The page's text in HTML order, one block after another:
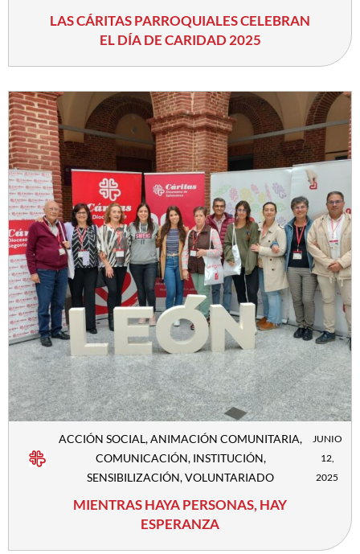
LAS CÁRITAS PARROQUIALES CELEBRAN
EL DÍA DE CARIDAD 2025
ACCIÓN SOCIAL,ANIMACIÓN COMUNITARIA,
COMUNICACIÓN, INSTITUCIÓN,
SENSIBILIZACIÓN,VOLUNTARIADO
JUNIO
12,
2025
MIENTRAS HAYA PERSONAS, HAY
ESPERANZA